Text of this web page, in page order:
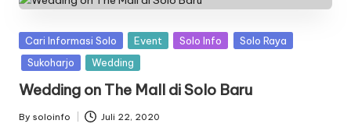
Posted
in
Cari Informasi Solo Event Solo Info
Solo Raya
Sukoharjo
Wedding
Wedding on The Mall di Solo Baru
Posted
By soloinfo Juli 22, 2020